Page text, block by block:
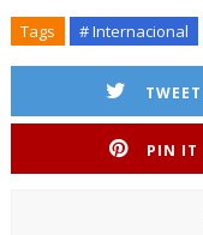
Tags # Internacional
TWEET
PIN IT